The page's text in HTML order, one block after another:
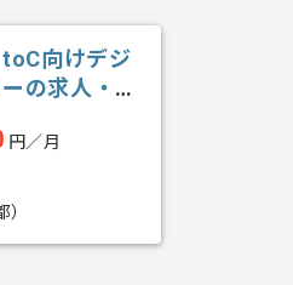
toC向けデジ
の求人・案
円／月
）